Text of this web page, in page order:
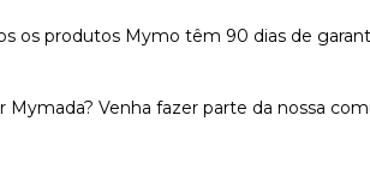
os produtos Mymo têm 90 dias de
Mymada? Venha fazer parte da nossa